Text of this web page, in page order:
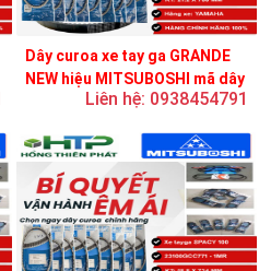
Dây curoa xe tay ga GRANDE
NEW hiệu MITSUBOSHI mã dây
Liên hệ: 0938454791